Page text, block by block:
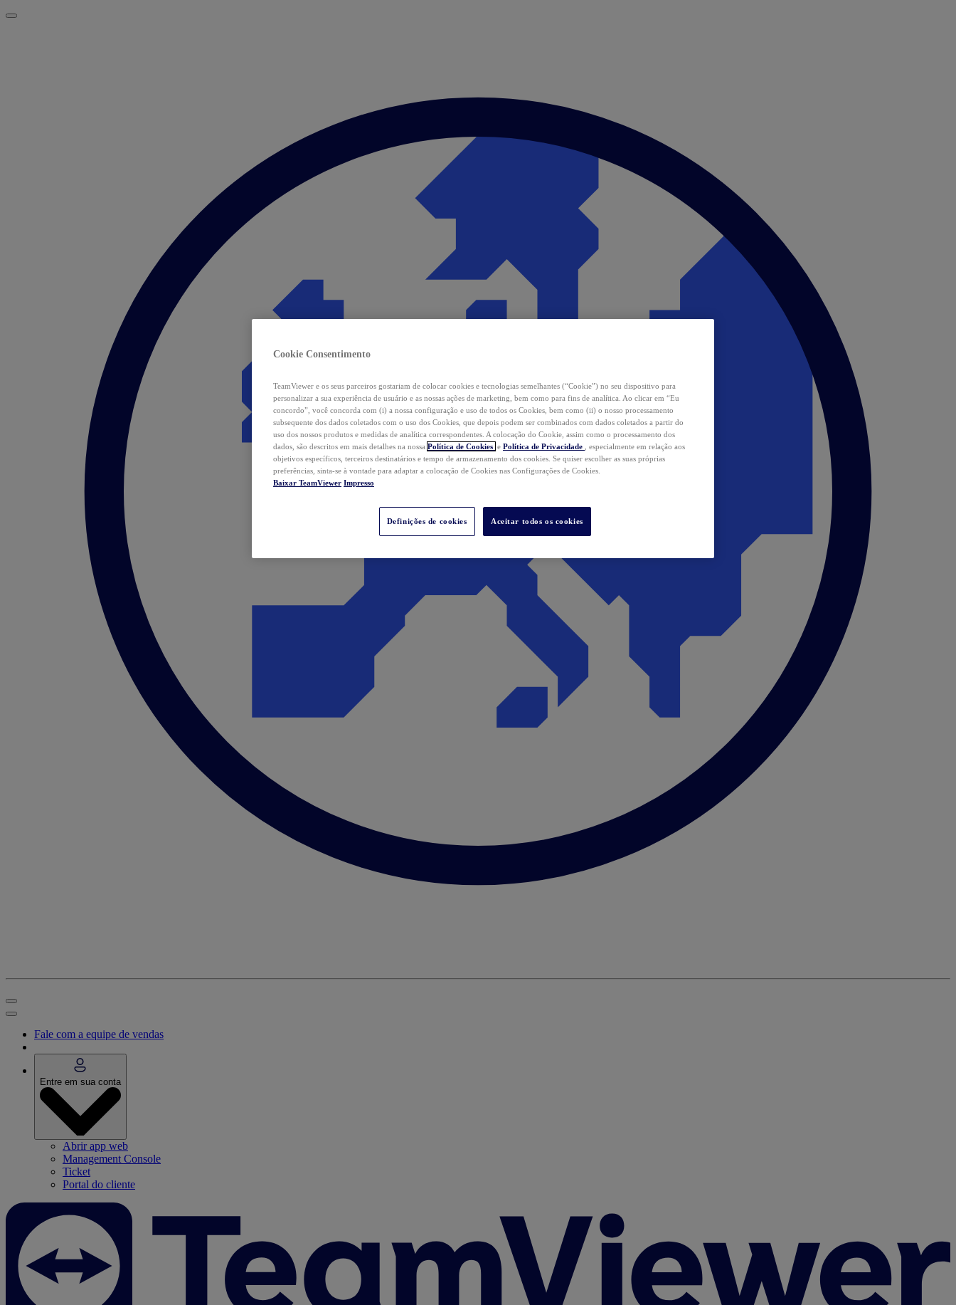
Fale com a equipe de vendas
Entre em sua conta
Abrir app web
Management Console
Ticket
Portal do cliente
Cookie Consentimento
TeamViewer e os seus parceiros gostariam de colocar cookies e tecnologias semelhantes (“Cookie”) no seu dispositivo para
personalizar a sua experiência de usuário e as nossas ações de marketing, bem como para fins de analítica. Ao clicar em “Eu
concordo”, você concorda com (i) a nossa configuração e uso de todos os Cookies, bem como (ii) o nosso processamento
subsequente dos dados coletados com o uso dos Cookies, que depois podem ser combinados com dados coletados a partir do
uso dos nossos produtos e medidas de analítica correspondentes. A colocação do Cookie, assim como o processamento dos
dados, são descritos em mais detalhes na nossa Política de Cookies e Política de Privacidade
, especialmente em relação aos
objetivos específicos, terceiros destinatários e tempo de armazenamento dos cookies. Se quiser escolher as suas próprias
preferências, sinta-se à vontade para adaptar a colocação de Cookies nas Configurações de Cookies.
Baixar TeamViewer Impresso
Definições de cookies Aceitar todos os cookies